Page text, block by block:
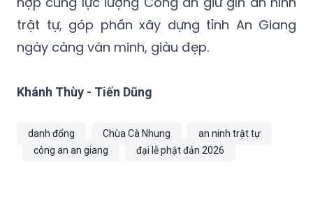
trật tự, góp phần xây dựng tỉnh An Giang
ngày càng văn minh, giàu đẹp.
Khánh Thùy - Tiến Dũng
danh đổng Chùa Cà Nhung
an ninh trật tự
công an an giang
đại lễ phật đản 2026